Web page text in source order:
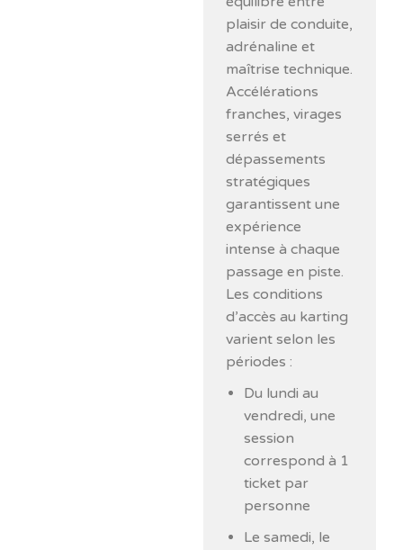
plaisir de conduite,
adrénaline et
maîtrise technique.
Accélérations
franches, virages
serrés et
dépassements
stratégiques
garantissent une
expérience
intense à chaque
passage en piste.
Les conditions
d’accès au karting
varient selon les
périodes :
Du lundi au
vendredi, une
session
correspond à 1
ticket par
personne
Le samedi, le